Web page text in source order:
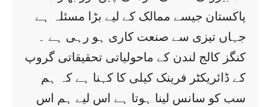
پاکستان جیسے ممالک کے لیے بڑا مسئلہ ہے
جہاں تیزی سے صنعت کاری ہو رہی ہے ۔
کنگز کالج لندن کے ماحولیاتی تحقیقاتی گروپ
کے ڈائریکٹر فرینک کیلی کا کہنا ہے کہ ہم
سب کو سانس لینا ہوتا ہے اس لیے ہم اس